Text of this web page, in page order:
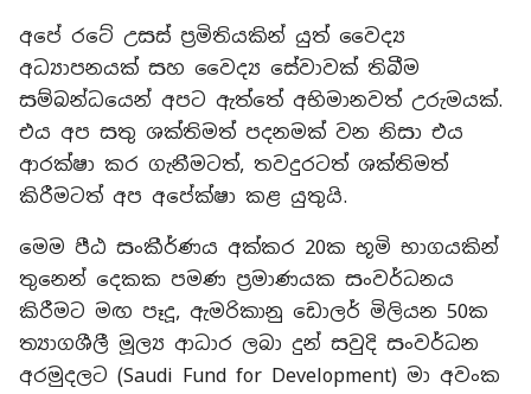
අපේ රටේ උසස් ප්‍රමිතියකින් යුත් වෛද්‍ය
අධ්‍යාපනයක් සහ වෛද්‍ය සේවාවක් තිබීම
සම්බන්ධයෙන් අපට ඇත්තේ අභිමානවත් උරුමයක්.
එය අප සතු ශක්තිමත් පදනමක් වන නිසා එය
ආරක්ෂා කර ගැනීමටත්, තවදුරටත් ශක්තිමත්
කිරීමටත් අප අපේක්ෂා කළ යුතුයි.
මෙම පීඨ සංකීර්ණය අක්කර 20ක භූමි භාගයකින්
තුනෙන් දෙකක පමණ ප්‍රමාණයක සංවර්ධනය
කිරීමට මඟ පෑදූ, ඇමරිකානු ඩොලර් මිලියන 50ක
ත්‍යාගශීලී මූල්‍ය ආධාර ලබා දුන් සවුදි සංවර්ධන
අරමුදලට (Saudi Fund for Development) මා අවංක